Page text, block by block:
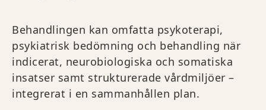
Behandlingen kan omfatta psykoterapi,
psykiatrisk bedömning och behandling när
indicerat, neurobiologiska och somatiska
insatser samt strukturerade vårdmiljöer –
integrerat i en sammanhållen plan.